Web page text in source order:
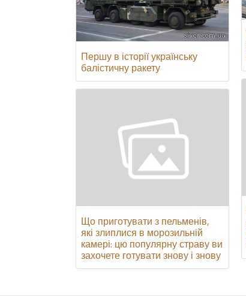
Першу в історії українську
балістичну ракету
Що приготувати з пельменів,
які злиплися в морозильній
камері: цю популярну страву ви
захочете готувати знову і знову